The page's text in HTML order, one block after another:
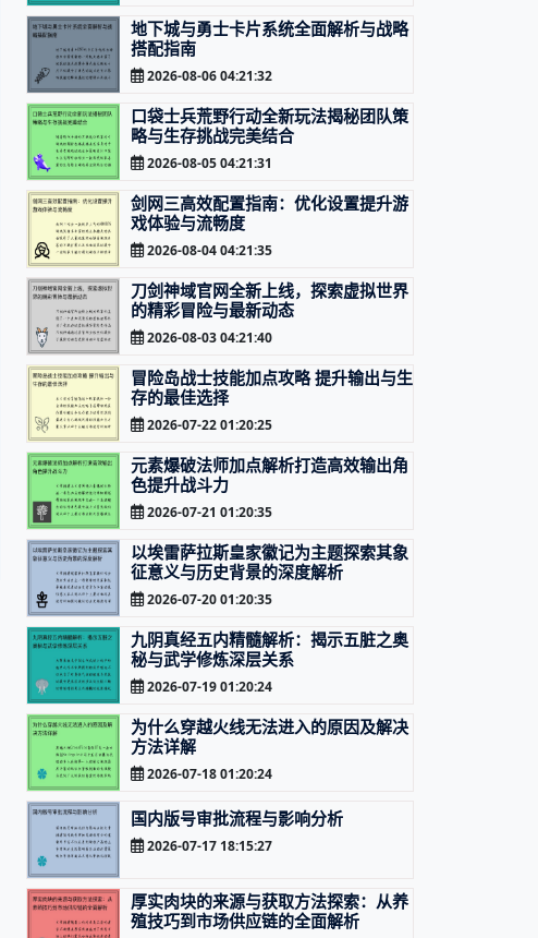
地下城与勇士卡片系统全面解析与战略
搭配指南
2026-08-06 04:21:32
口袋士兵荒野行动全新玩法揭秘团队策
略与生存挑战完美结合
2026-08-05 04:21:31
剑网三高效配置指南：优化设置提升游
戏体验与流畅度
2026-08-04 04:21:35
刀剑神域官网全新上线，探索虚拟世界
的精彩冒险与最新动态
2026-08-03 04:21:40
冒险岛战士技能加点攻略 提升输出与生
存的最佳选择
2026-07-22 01:20:25
元素爆破法师加点解析打造高效输出角
色提升战斗力
2026-07-21 01:20:35
以埃雷萨拉斯皇家徽记为主题探索其象
征意义与历史背景的深度解析
2026-07-20 01:20:35
九阴真经五内精髓解析：揭示五脏之奥
秘与武学修炼深层关系
2026-07-19 01:20:24
为什么穿越火线无法进入的原因及解决
方法详解
2026-07-18 01:20:24
国内版号审批流程与影响分析
2026-07-17 18:15:27
厚实肉块的来源与获取方法探索：从养
殖技巧到市场供应链的全面解析